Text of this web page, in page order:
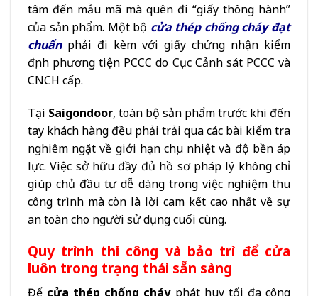
tâm đến mẫu mã mà quên đi “giấy thông hành”
của sản phẩm. Một bộ cửa thép chống cháy đạt
chuẩnphải đi kèm với giấy chứng nhận kiểm
định phương tiện PCCC do Cục Cảnh sát PCCC và
CNCH cấp.
Tại Saigondoor, toàn bộ sản phẩm trước khi đến
tay khách hàng đều phải trải qua các bài kiểm tra
nghiêm ngặt về giới hạn chịu nhiệt và độ bền áp
lực. Việc sở hữu đầy đủ hồ sơ pháp lý không chỉ
giúp chủ đầu tư dễ dàng trong việc nghiệm thu
công trình mà còn là lời cam kết cao nhất về sự
an toàn cho người sử dụng cuối cùng.
Quy trình thi công và bảo trì để cửa
luôn trong trạng thái sẵn sàng
Để cửa thép chống cháyphát huy tối đa công